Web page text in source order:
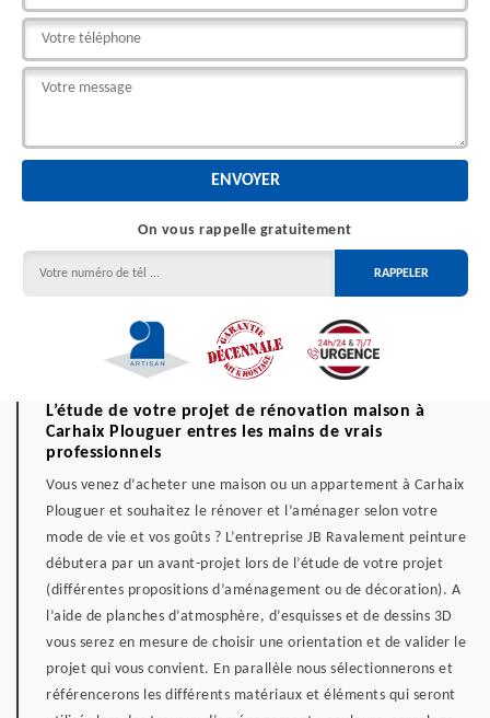
On vous rappelle gratuitement
L’étude de votre projet de rénovation maison à
Carhaix Plouguer entres les mains de vrais
professionnels
Vous venez d’acheter une maison ou un appartement à Carhaix
Plouguer et souhaitez le rénover et l’aménager selon votre
mode de vie et vos goûts ? L’entreprise JB Ravalement peinture
débutera par un avant-projet lors de l’étude de votre projet
(différentes propositions d’aménagement ou de décoration). A
l’aide de planches d’atmosphère, d’esquisses et de dessins 3D
vous serez en mesure de choisir une orientation et de valider le
projet qui vous convient. En parallèle nous sélectionnerons et
référencerons les différents matériaux et éléments qui seront